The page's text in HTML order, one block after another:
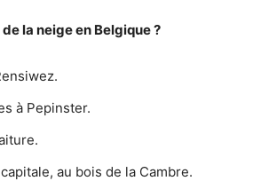
la neige en Belgique?
à Pepinster.
capitale, au bois de la Cambre.